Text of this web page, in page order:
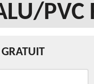
PVC